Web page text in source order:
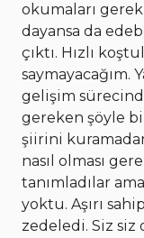
okumaları
dayansa da
çıktı. Hızlı
saymayacağım.
gelişim
gereken şöyle
şiirini
nasıl olması
tanımladılar
yoktu. Aşırı
zedeledi. Siz